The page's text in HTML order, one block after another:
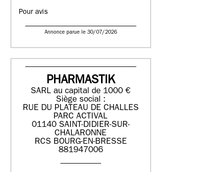
Pour avis
Annonce parue le 30/07/2026
PHARMASTIK
SARL au capital de 1000 €
Siège social :
RUE DU PLATEAU DE CHALLES
PARC ACTIVAL
01140 SAINT-DIDIER-SUR-
CHALARONNE
RCS BOURG-EN-BRESSE
881947006